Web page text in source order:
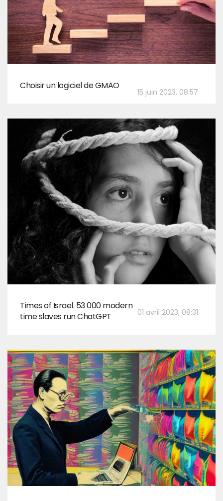
15 juin 2023, 08:57
Choisir un logiciel de GMAO
01 avril 2023, 08:31
Times of Israel. 53 000 modern
time slaves run ChatGPT